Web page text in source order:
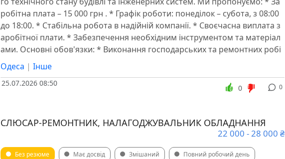
робітна плата – 15 000 грн . * Графік роботи: понеділок – субота, з 08:00
до 18:00. * Стабільна робота в надійній компанії. * Своєчасна виплата з
аробітної плати. * Забезпечення необхідним інструментом та матеріал
ами. ️Основні обов'язки: * Виконання господарських та ремонтних робі
Одеса | Інше
25.07.2026 08:50 0
0
СЛЮСАР-РЕМОНТНИК, НАЛАГОДЖУВАЛЬНИК ОБЛАДНАННЯ
22 000 - 28 000 ₴
Без резюме Має досвід Змішаний Повний робочий день